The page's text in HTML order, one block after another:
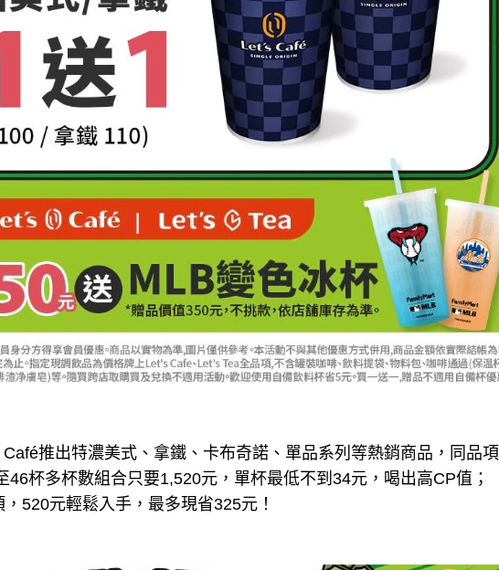
推出特濃美式、拿鐵、卡布奇諾、單品系列等熱銷商品，同品項
杯多杯數組合只要1,520元，單杯最低不到34元，喝出高CP值；
520元輕鬆入手，最多現省325元！